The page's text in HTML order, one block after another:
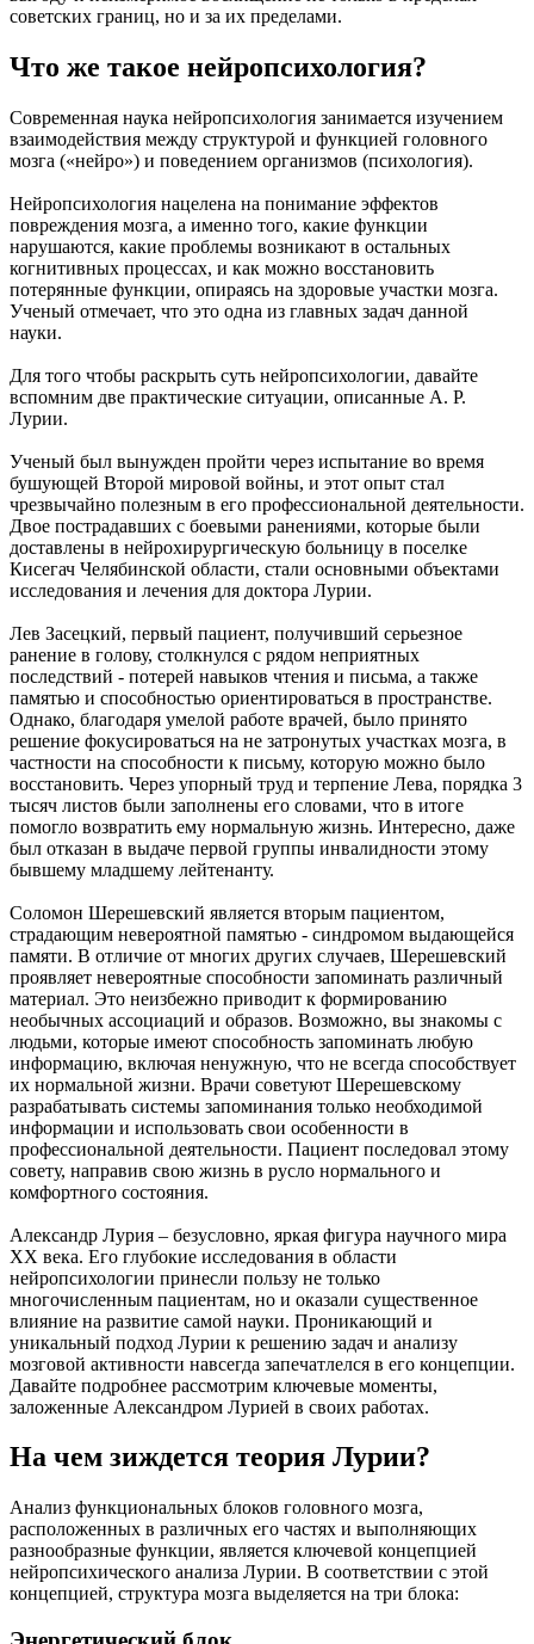
советских границ, но и за их пределами.
Что же такое нейропсихология?
Современная наука нейропсихология занимается изучением
взаимодействия между структурой и функцией головного
мозга («нейро») и поведением организмов (психология).
Нейропсихология нацелена на понимание эффектов
повреждения мозга, а именно того, какие функции
нарушаются, какие проблемы возникают в остальных
когнитивных процессах, и как можно восстановить
потерянные функции, опираясь на здоровые участки мозга.
Ученый отмечает, что это одна из главных задач данной
науки.
Для того чтобы раскрыть суть нейропсихологии, давайте
вспомним две практические ситуации, описанные А. Р.
Лурии.
Ученый был вынужден пройти через испытание во время
бушующей Второй мировой войны, и этот опыт стал
чрезвычайно полезным в его профессиональной деятельности.
Двое пострадавших с боевыми ранениями, которые были
доставлены в нейрохирургическую больницу в поселке
Кисегач Челябинской области, стали основными объектами
исследования и лечения для доктора Лурии.
Лев Засецкий, первый пациент, получивший серьезное
ранение в голову, столкнулся с рядом неприятных
последствий - потерей навыков чтения и письма, а также
памятью и способностью ориентироваться в пространстве.
Однако, благодаря умелой работе врачей, было принято
решение фокусироваться на не затронутых участках мозга, в
частности на способности к письму, которую можно было
восстановить. Через упорный труд и терпение Лева, порядка 3
тысяч листов были заполнены его словами, что в итоге
помогло возвратить ему нормальную жизнь. Интересно, даже
был отказан в выдаче первой группы инвалидности этому
бывшему младшему лейтенанту.
Соломон Шерешевский является вторым пациентом,
страдающим невероятной памятью - синдромом выдающейся
памяти. В отличие от многих других случаев, Шерешевский
проявляет невероятные способности запоминать различный
материал. Это неизбежно приводит к формированию
необычных ассоциаций и образов. Возможно, вы знакомы с
людьми, которые имеют способность запоминать любую
информацию, включая ненужную, что не всегда способствует
их нормальной жизни. Врачи советуют Шерешевскому
разрабатывать системы запоминания только необходимой
информации и использовать свои особенности в
профессиональной деятельности. Пациент последовал этому
совету, направив свою жизнь в русло нормального и
комфортного состояния.
Александр Лурия – безусловно, яркая фигура научного мира
ХХ века. Его глубокие исследования в области
нейропсихологии принесли пользу не только
многочисленным пациентам, но и оказали существенное
влияние на развитие самой науки. Проникающий и
уникальный подход Лурии к решению задач и анализу
мозговой активности навсегда запечатлелся в его концепции.
Давайте подробнее рассмотрим ключевые моменты,
заложенные Александром Лурией в своих работах.
На чем зиждется теория Лурии?
Анализ функциональных блоков головного мозга,
расположенных в различных его частях и выполняющих
разнообразные функции, является ключевой концепцией
нейропсихического анализа Лурии. В соответствии с этой
концепцией, структура мозга выделяется на три блока: